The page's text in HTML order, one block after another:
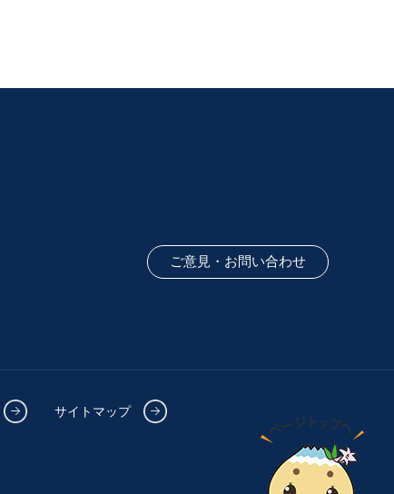
ご意見・お問い合わせ
サイトマップ